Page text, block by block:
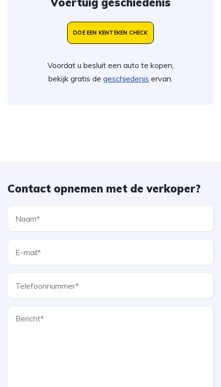
DOE EEN KENTEKEN CHECK
Voordat u besluit een auto te kopen,
bekijk gratis de geschiedenis ervan.
Contact opnemen met de verkoper?